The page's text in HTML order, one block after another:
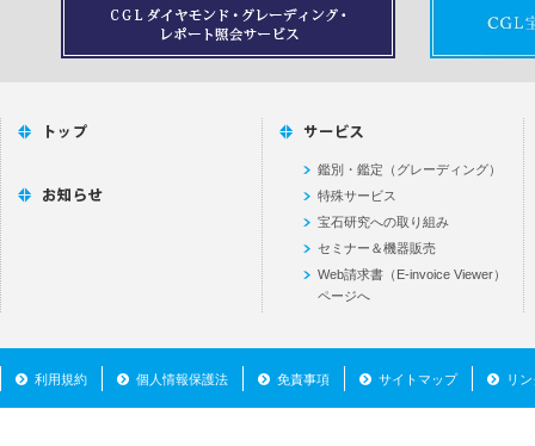
鑑別・鑑定（グレーディング）
特殊サービス
宝石研究への取り組み
セミナー＆機器販売
Web請求書（E-invoice Viewer）
ページへ
利用規約 個人情報保護法 免責事項 サイトマップ リ